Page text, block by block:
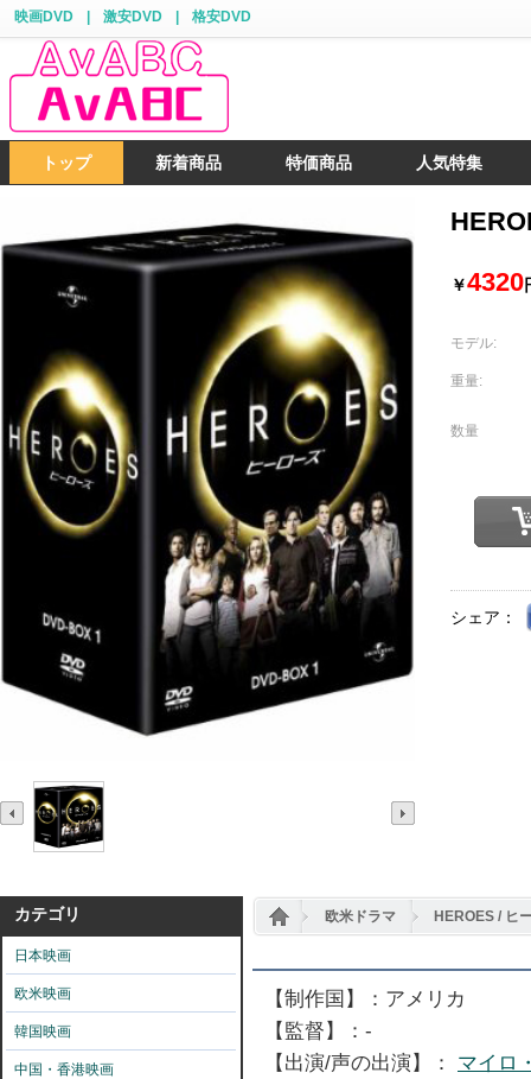
映画DVD 激安DVD 格安DVD
トップ 新着商品 特価商品 人気特集
￥4320
モデル:
重量:
数量
シェア：
カテゴリ
日本映画
欧米映画
韓国映画
中国・香港映画
欧米ドラマ HEROES / ヒ
【制作国】：アメリカ
【監督】：-
【出演/声の出演】： マイロ